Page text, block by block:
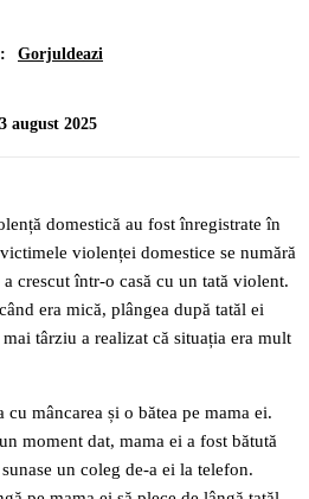
Gorjuldeazi
august 2025
domestică au fost înregistrate în
violenței domestice se numără
crescut într-o casă cu un tată violent.
era mică, plângea după tatăl ei
târziu a realizat că situația era mult
cu mâncarea și o bătea pe mama ei.
moment dat, mama ei a fost bătută
un coleg de-a ei la telefon.